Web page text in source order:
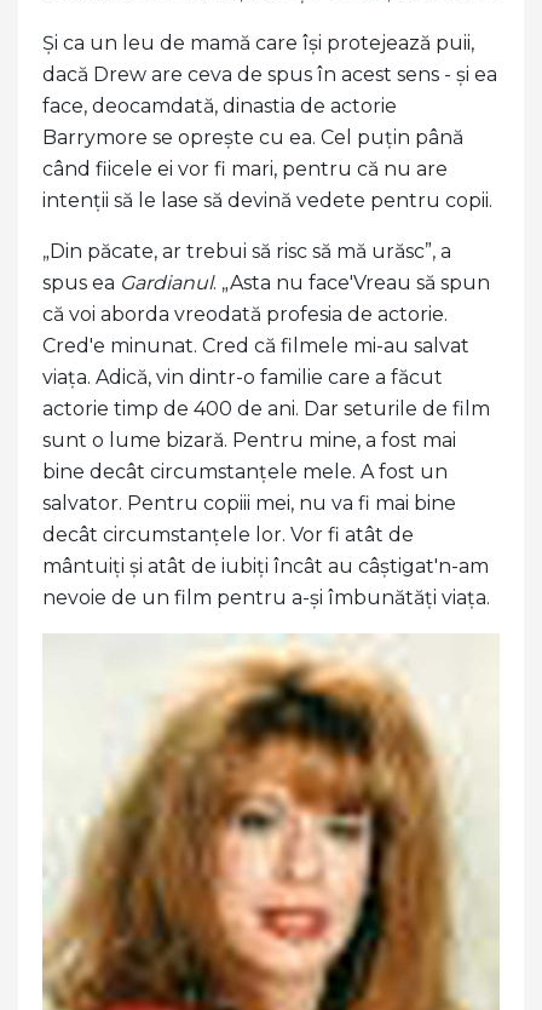
Și ca un leu de mamă care își protejează puii,
dacă Drew are ceva de spus în acest sens - și ea
face, deocamdată, dinastia de actorie
Barrymore se oprește cu ea. Cel puțin până
când fiicele ei vor fi mari, pentru că nu are
intenții să le lase să devină vedete pentru copii.
„Din păcate, ar trebui să risc să mă urăsc”, a
spus ea Gardianul. „Asta nu face'Vreau să spun
că voi aborda vreodată profesia de actorie.
Cred'e minunat. Cred că filmele mi-au salvat
viața. Adică, vin dintr-o familie care a făcut
actorie timp de 400 de ani. Dar seturile de film
sunt o lume bizară. Pentru mine, a fost mai
bine decât circumstanțele mele. A fost un
salvator. Pentru copiii mei, nu va fi mai bine
decât circumstanțele lor. Vor fi atât de
mântuiți și atât de iubiți încât au câștigat'n-am
nevoie de un film pentru a-și îmbunătăți viața.